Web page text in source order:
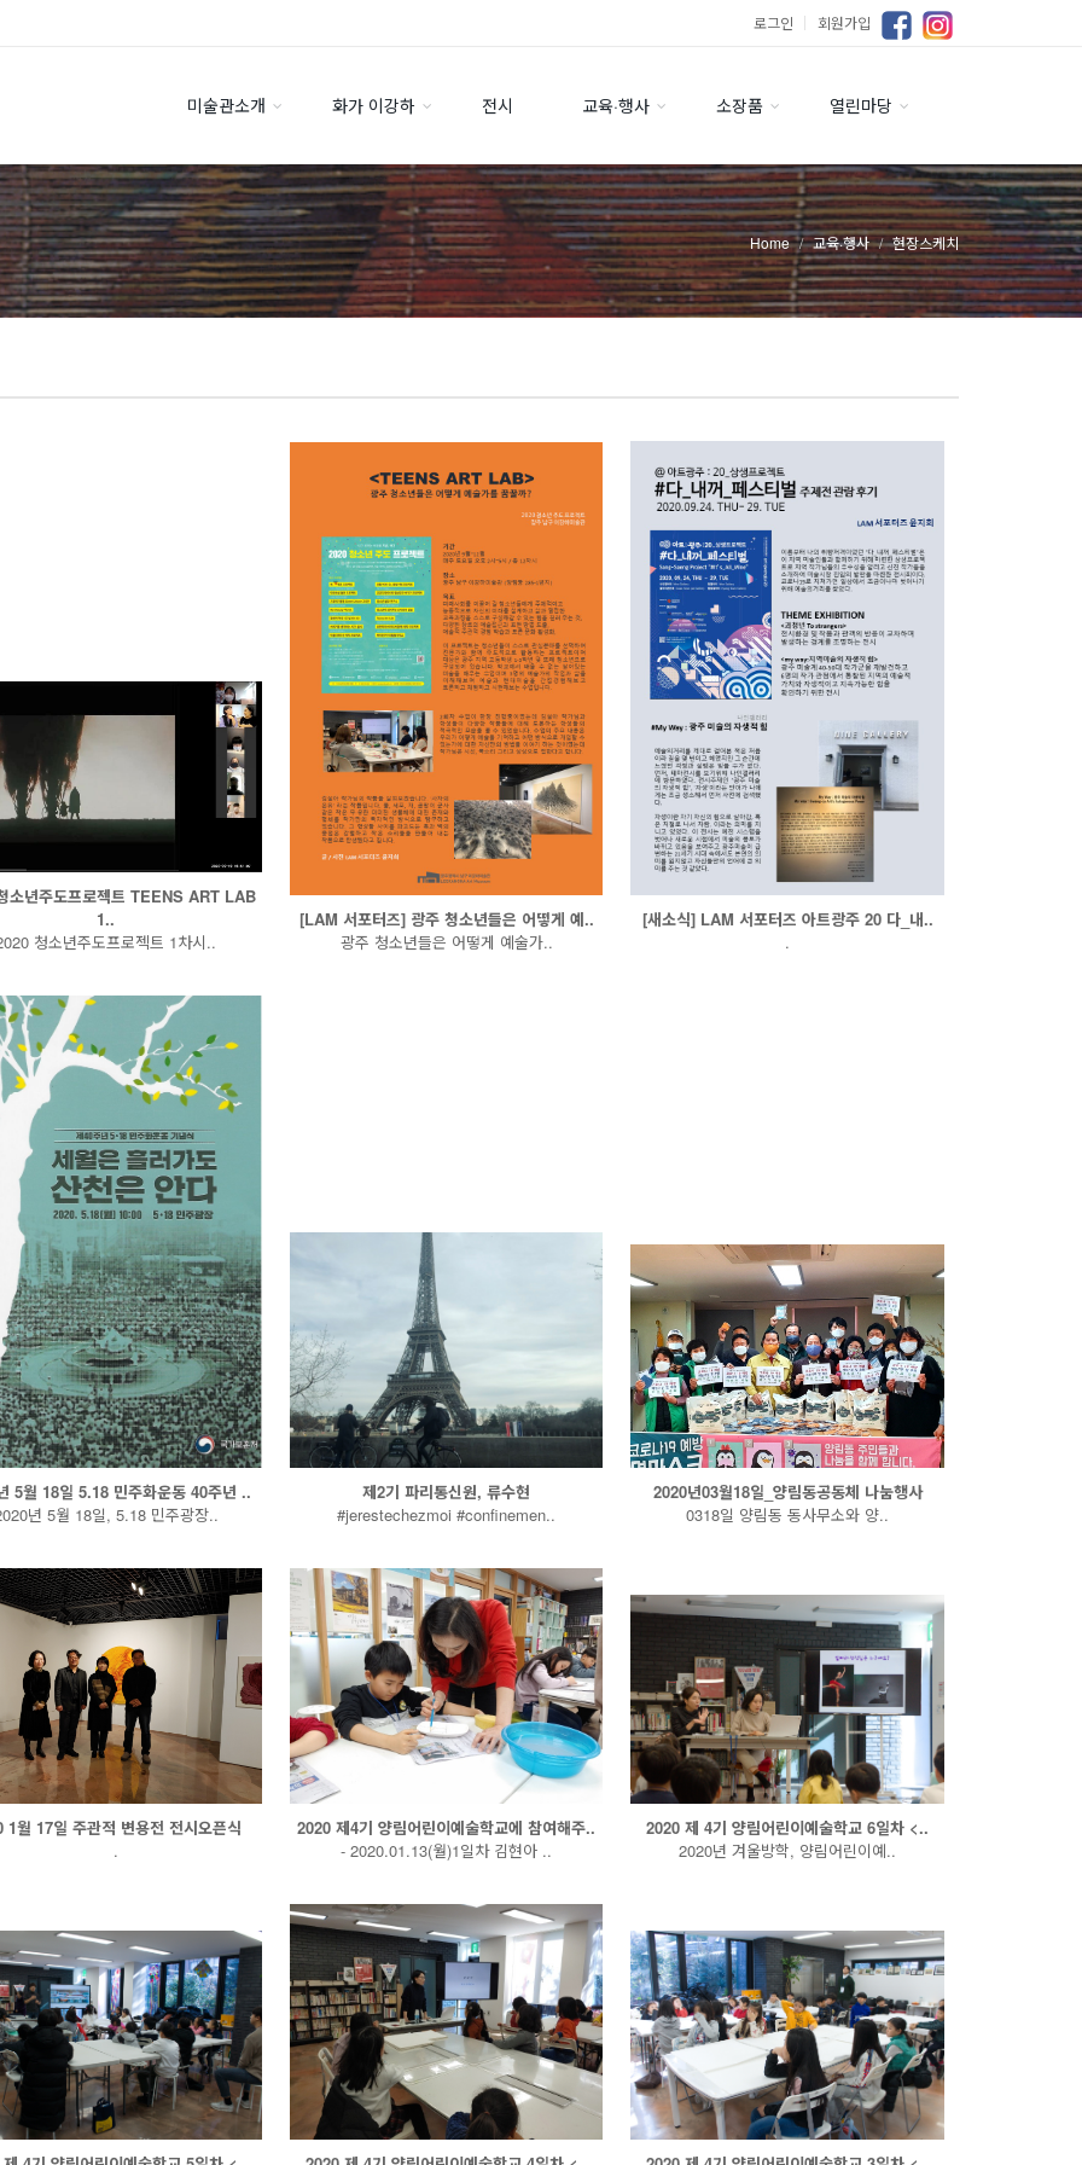
로그인 ｜ 회원가입
미술관소개 화가 이강하 전시 교육·행사 소장품 열린마당
Home 교육·행사 현장스케치
소년주도프로젝트 TEENS ART LAB
1..
청소년주도프로젝트 1차시..
[LAM 서포터즈] 광주 청소년들은 어떻게 예..
광주 청소년들은 어떻게 예술가..
[새소식] LAM 서포터즈 아트광주 20 다_내..
.
5월 18일 5.18 민주화운동 40주년 ..
년 5월 18일, 5.18 민주광장..
제2기 파리통신원, 류수현
#jerestechezmoi #confinemen..
2020년03월18일_양림동공동체 나눔행사
0318일 양림동 동사무소와 양..
1월 17일 주관적 변용전 전시오픈식
.
2020 제4기 양림어린이예술학교에 참여해주..
- 2020.01.13(월)1일차 김현아 ..
2020 제 4기 양림어린이예술학교 6일차 <..
2020년 겨울방학, 양림어린이예..